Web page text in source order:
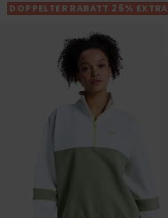
DOPPELTER RABATT 25% EXTRA